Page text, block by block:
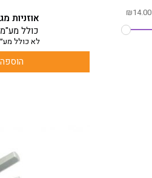
₪14.00
אוזניות
כולל
לא כולל